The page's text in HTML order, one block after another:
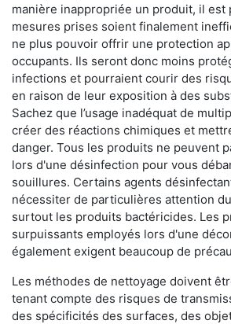
manière inappropriée un produit, il est
mesures prises soient finalement
ne plus pouvoir offrir une protection
occupants. Ils seront donc moins
infections et pourraient courir des
en raison de leur exposition à des
Sachez que l’usage inadéquat de
créer des réactions chimiques et
danger. Tous les produits ne peuvent
lors d'une désinfection pour vous
souillures. Certains agents
nécessiter de particulières attention
surtout les produits bactéricides. Les
surpuissants employés lors d'une
également exigent beaucoup de
Les méthodes de nettoyage doivent
tenant compte des risques de
des spécificités des surfaces, des